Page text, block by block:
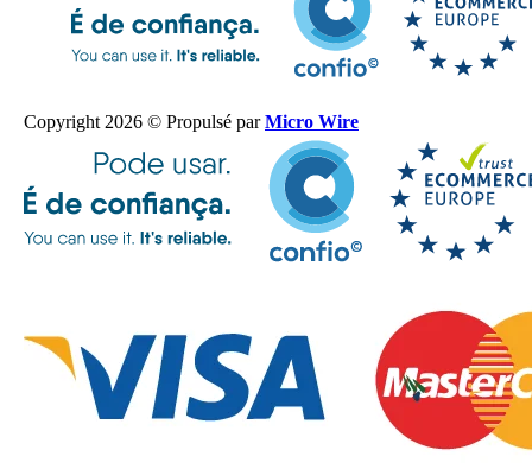
Copyright 2026 © Propulsé parMicro Wire